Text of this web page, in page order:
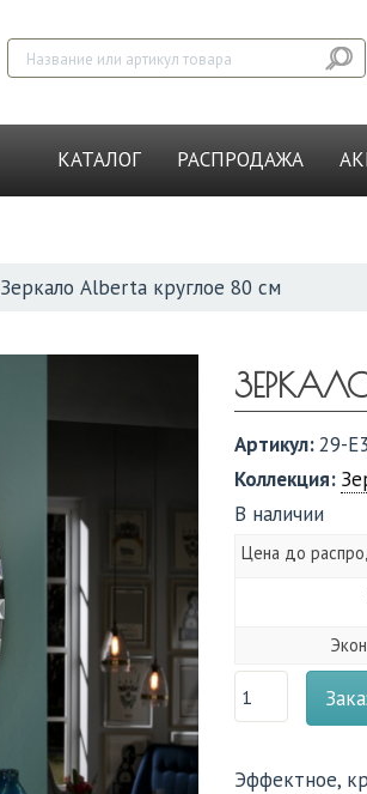
КАТАЛОГ РАСПРОДАЖА
Зеркало Alberta круглое 80 см
Артикул:29-
Коллекция:
В наличии
Цена до
Эффектное,